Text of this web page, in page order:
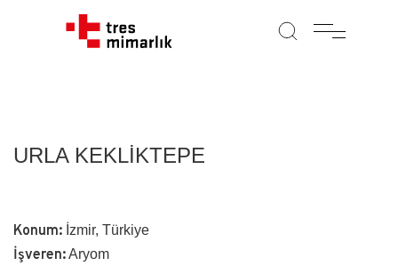
URLA KEKLİKTEPE
Konum: İzmir, Türkiye
İşveren:Aryom